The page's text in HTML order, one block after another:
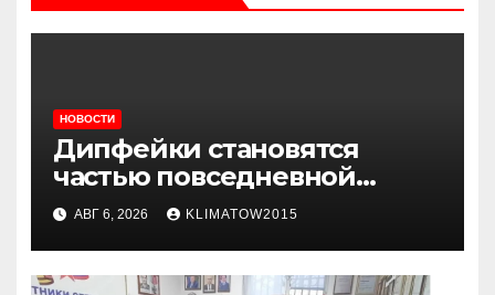
НОВОСТИ
Дипфейки становятся
частью повседневной
жизни: почему жителям
Ингушетии важно быть
внимательнее
АВГ 6, 2026 KLIMATOW2015